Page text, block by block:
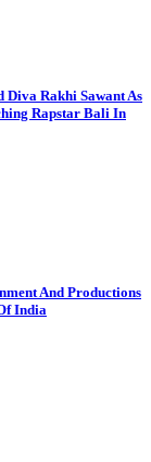
Rakhi Sawant As
Rapstar Bali In
And Productions
India